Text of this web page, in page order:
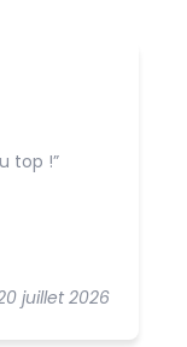
juillet 2026
top !